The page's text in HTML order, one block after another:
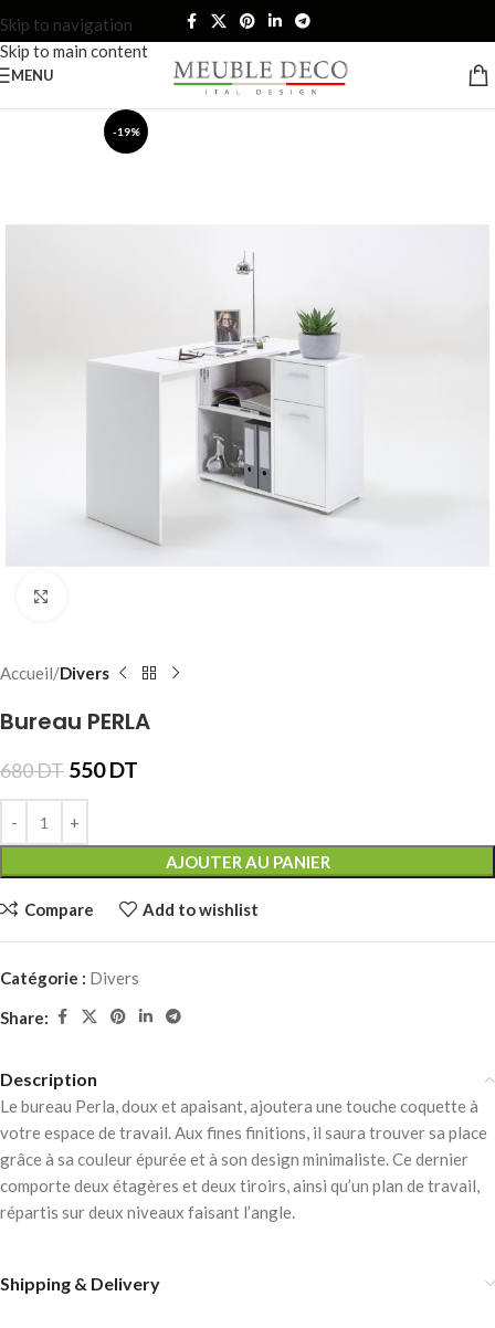
Skip to navigation
Skip to main content
MENU
-19%
Accueil Divers
Bureau PERLA
680DT 550DT
AJOUTER AU PANIER
Compare Add to wishlist
Catégorie : Divers
Share:
Description
Le bureau Perla, doux et apaisant, ajoutera une touche coquette à
votre espace de travail. Aux fines finitions, il saura trouver sa place
grâce à sa couleur épurée et à son design minimaliste. Ce dernier
comporte deux étagères et deux tiroirs, ainsi qu’un plan de travail,
répartis sur deux niveaux faisant l’angle.
Shipping & Delivery